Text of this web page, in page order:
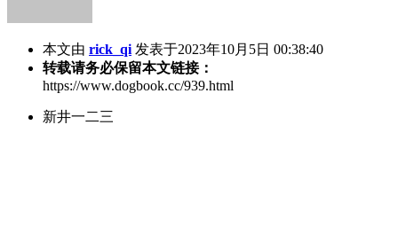
本文由 rick_qi 发表于2023年10月5日 00:38:40
转载请务必保留本文链接：
https://www.dogbook.cc/939.html
新井一二三